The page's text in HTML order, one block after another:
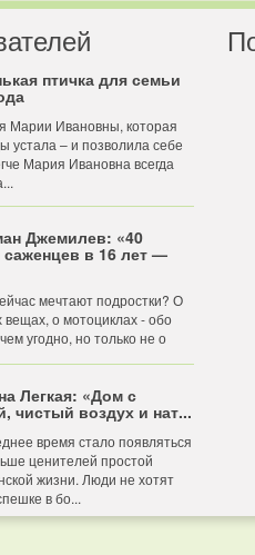
птичка для семьи
Марии Ивановны, которая
устала – и позволила себе
Мария Ивановна всегда
Джемилев: «40
саженцев в 16 лет —
мечтают подростки? О
вещах, о мотоциклах - обо
угодно, но только не о
Легкая: «Дом с
чистый воздух и нат...
время стало появляться
ценителей простой
жизни. Люди не хотят
в бо...